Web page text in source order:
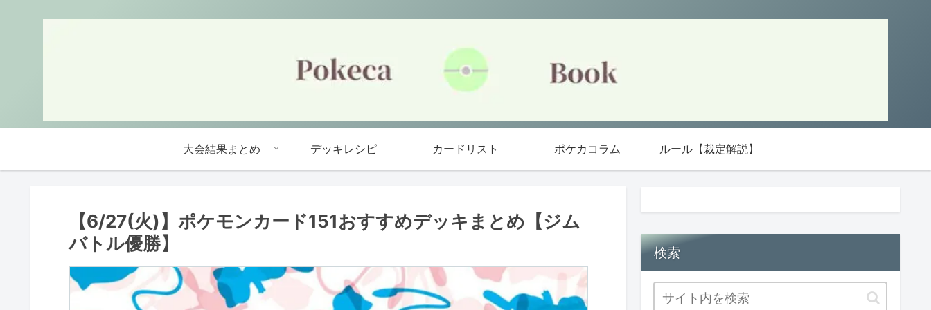
大会結果まとめ デッキレシピ カードリスト ポケカコラム ルール【裁定解説】
【6/27(火)】ポケモンカード151おすすめデッキまとめ【ジム
バトル優勝】